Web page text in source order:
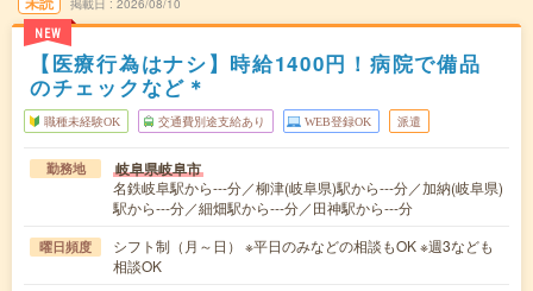
NEW
【医療行為はナシ】時給1400円！病院で備品
のチェックなど＊
職種未経験OK 交通費別途支給あり WEB登録OK 派遣
勤務地 岐阜県岐阜市
名鉄岐阜駅から---分／柳津(岐阜県)駅から---分／加納(岐阜県)
駅から---分／細畑駅から---分／田神駅から---分
曜日頻度
シフト制（月～日） ※平日のみなどの相談もOK ※週3なども
相談OK